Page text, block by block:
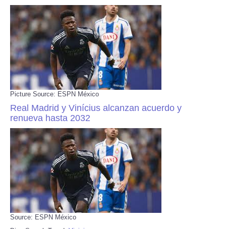
Picture Source: ESPN México
Real Madrid y Vinícius alcanzan acuerdo y
renueva hasta 2032
Source: ESPN México